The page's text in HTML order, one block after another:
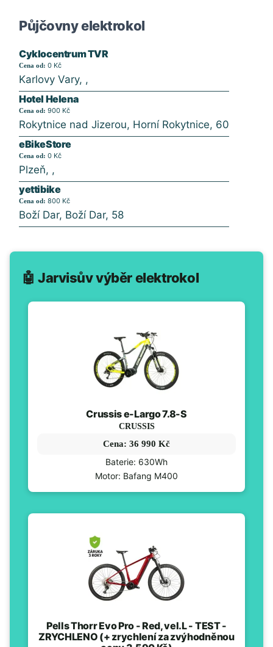
Půjčovny elektrokol
Cyklocentrum TVR
Cena od: 0 Kč
Karlovy Vary, ,
Hotel Helena
Cena od: 900 Kč
Rokytnice nad Jizerou, Horní Rokytnice, 60
eBikeStore
Cena od: 0 Kč
Plzeň, ,
yettibike
Cena od: 800 Kč
Boží Dar, Boží Dar, 58
🤖 Jarvisův výběr elektrokol
Crussis e-Largo 7.8-S
CRUSSIS
Cena: 36 990 Kč
Baterie: 630Wh
Motor: Bafang M400
Pells Thorr Evo Pro - Red, vel.L - TEST -
ZRYCHLENO (+ zrychlení za zvýhodněnou